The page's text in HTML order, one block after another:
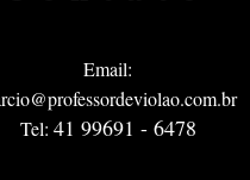
Email:
Tel: 41 99691 - 6478